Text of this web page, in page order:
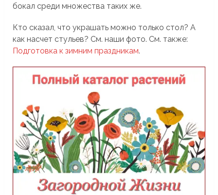
бокал среди множества таких же.
Кто сказал, что украшать можно только стол? А
как насчет стульев? См. наши фото. См. также:
Подготовка к зимним праздникам.